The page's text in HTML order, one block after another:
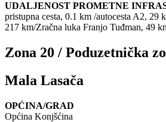
UDALJENOST PROMETNE
pristupna cesta, 0.1 km /autocesta A2, 29
217 km/Zračna luka Franjo Tuđman, 49
Zona 20 / Poduzetnička
Mala Lasača
OPĆINA/GRAD
Općina Konjšćina